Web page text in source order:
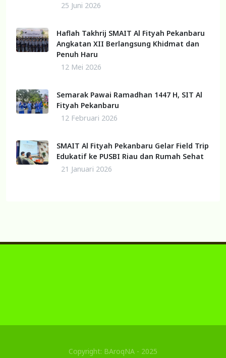
25 Juni 2026
Haflah Takhrij SMAIT Al Fityah Pekanbaru
Angkatan XII Berlangsung Khidmat dan
Penuh Haru
12 Mei 2026
Semarak Pawai Ramadhan 1447 H, SIT Al
Fityah Pekanbaru
12 Februari 2026
SMAIT Al Fityah Pekanbaru Gelar Field Trip
Edukatif ke PUSBI Riau dan Rumah Sehat
21 Januari 2026
Copyright: BAroqNA - 2025